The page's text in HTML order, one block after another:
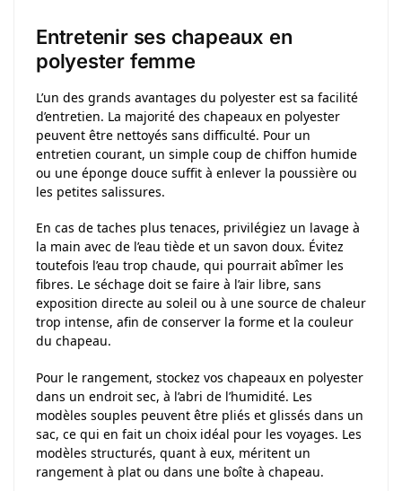
Entretenir ses chapeaux en
polyester femme
L’un des grands avantages du polyester est sa facilité
d’entretien. La majorité des chapeaux en polyester
peuvent être nettoyés sans difficulté. Pour un
entretien courant, un simple coup de chiffon humide
ou une éponge douce suffit à enlever la poussière ou
les petites salissures.
En cas de taches plus tenaces, privilégiez un lavage à
la main avec de l’eau tiède et un savon doux. Évitez
toutefois l’eau trop chaude, qui pourrait abîmer les
fibres. Le séchage doit se faire à l’air libre, sans
exposition directe au soleil ou à une source de chaleur
trop intense, afin de conserver la forme et la couleur
du chapeau.
Pour le rangement, stockez vos chapeaux en polyester
dans un endroit sec, à l’abri de l’humidité. Les
modèles souples peuvent être pliés et glissés dans un
sac, ce qui en fait un choix idéal pour les voyages. Les
modèles structurés, quant à eux, méritent un
rangement à plat ou dans une boîte à chapeau.